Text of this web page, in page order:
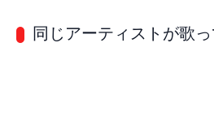
同じアーティストが歌